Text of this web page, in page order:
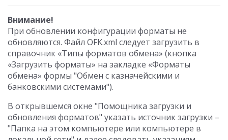
Внимание!
При обновлении конфигурации форматы не
обновляются. Файл OFK.xml следует загрузить в
справочник «Типы форматов обмена» (кнопка
«Загрузить форматы» на закладке «Форматы
обмена» формы "Обмен с казначейскими и
банковскими системами").
В открывшемся окне "Помощника загрузки и
обновления форматов" указать источник загрузки –
"Папка на этом компьютере или компьютере в